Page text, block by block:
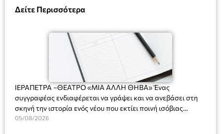
Δείτε Περισσότερα
ΙΕΡΑΠΕΤΡΑ –ΘΕΑΤΡΟ «ΜΙΑ ΑΛΛΗ ΘΗΒΑ» Ένας
συγγραφέας ενδιαφέρεται να γράψει και να ανεβάσει στη
σκηνή την ιστορία ενός νέου που εκτίει ποινή ισόβιας
κάθειρξης για πατροκτονία. Ένα πολυβραβευμένο έργο για
05/08/2026